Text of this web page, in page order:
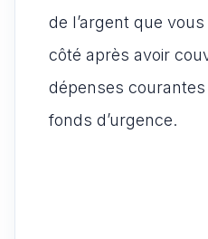
de l’argent que
côté après avoir
dépenses
fonds d’urgence.